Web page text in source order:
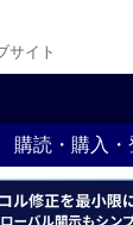
サイト
購読・購入・